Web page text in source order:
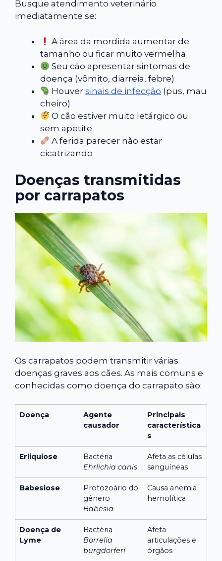
Busque atendimento veterinário
imediatamente se:
A área da mordida aumentar de
tamanho ou ficar muito vermelha
Seu cão apresentar sintomas de
doença (vômito, diarreia, febre)
Houversinais de infecção (pus, mau
cheiro)
O cão estiver muito letárgico ou
sem apetite
A ferida parecer não estar
cicatrizando
Doenças transmitidas
por carrapatos
Os carrapatos podem transmitir várias
doenças graves aos cães. As mais comuns e
conhecidas como doença do carrapato são:
Doença
Agente
causador
Principais
característica
s
Erliquiose
Bactéria
Ehrlichia canis
Afeta as células
sanguíneas
Babesiose
Protozoário do
gênero
Babesia
Causa anemia
hemolítica
Doença de
Lyme
Bactéria
Borrelia
burgdorferi
Afeta
articulações e
órgãos